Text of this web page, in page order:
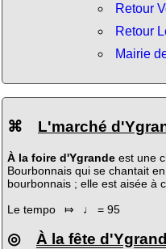
Retour
Retour
Mairie
⌘ L'marché
À la foire d'Ygrandeest une
Bourbonnais qui se chantait
bourbonnais ; elle est aisée à
Le tempo ⤇ ♩ = 95
◎ À la fête